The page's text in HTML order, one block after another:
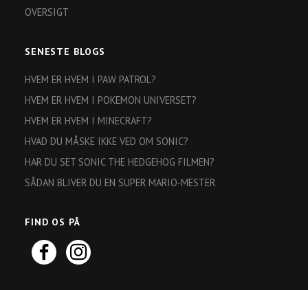
OVERSIGT
SENESTE BLOGS
HVEM ER HVEM I PAW PATROL?
HVEM ER HVEM I POKEMON UNIVERSET?
HVEM ER HVEM I MINECRAFT?
HVAD DU MÅSKE IKKE VED OM SONIC?
HAR DU SET SONIC THE HEDGEHOG FILMEN?
SÅDAN BLIVER DU EN SUPER MARIO-MESTER
FIND OS PÅ